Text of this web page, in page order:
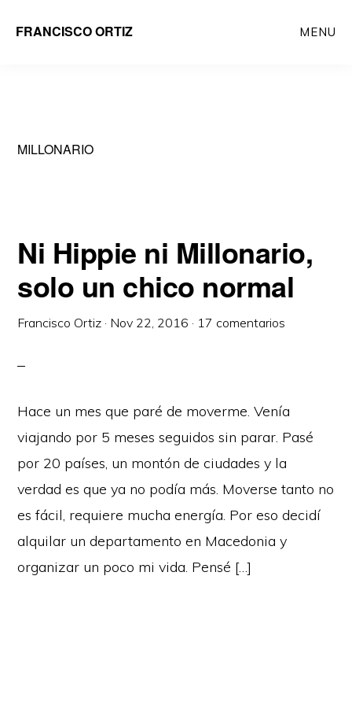
FRANCISCO ORTIZ MENU
MILLONARIO
Ni Hippie ni Millonario,
solo un chico normal
Francisco Ortiz · Nov 22, 2016 · 17 comentarios
Hace un mes que paré de moverme. Venía
viajando por 5 meses seguidos sin parar. Pasé
por 20 países, un montón de ciudades y la
verdad es que ya no podía más. Moverse tanto no
es fácil, requiere mucha energía. Por eso decidí
alquilar un departamento en Macedonia y
organizar un poco mi vida. Pensé […]